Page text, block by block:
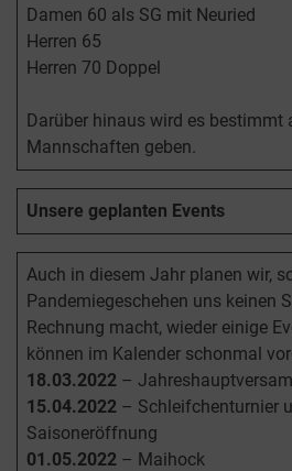
Damen 60 als SG mit Neuried
Herren 65
Herren 70 Doppel
Darüber hinaus wird es bestimmt
Mannschaften geben.
Unsere geplanten Events
Auch in diesem Jahr planen wir,
Pandemiegeschehen uns keinen
Rechnung macht, wieder einige
können im Kalender schonmal
18.03.2022 –
15.04.2022 – Schleifchenturnier
Saisoneröffnung
01.05.2022 – Maihock